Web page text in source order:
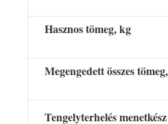
Hasznos tömeg, kg
Megengedett összes
Tengelyterhelés